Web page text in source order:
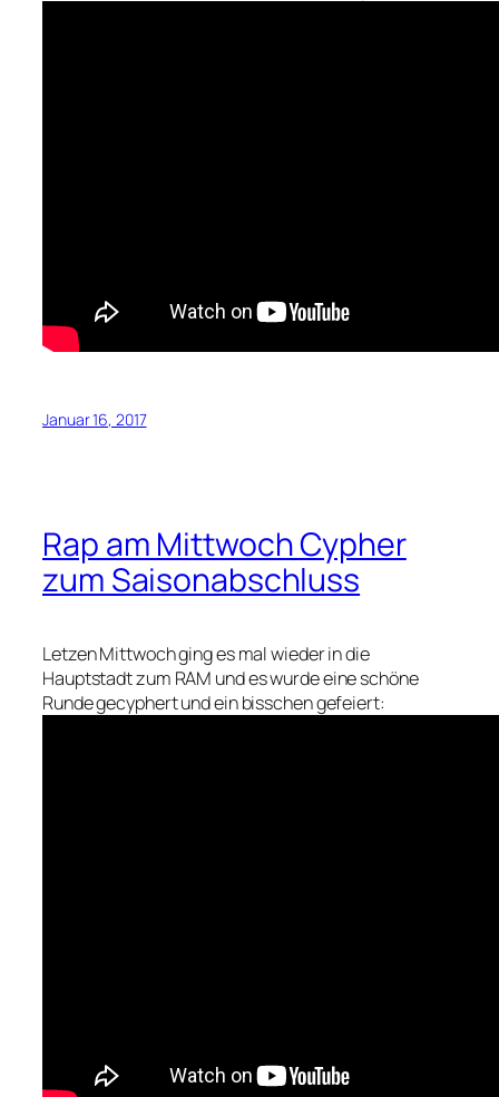
Januar 16, 2017
Rap am Mittwoch Cypher
zum Saisonabschluss
Letzen Mittwoch ging es mal wieder in die
Hauptstadt zum RAM und es wurde eine schöne
Runde gecyphert und ein bisschen gefeiert: